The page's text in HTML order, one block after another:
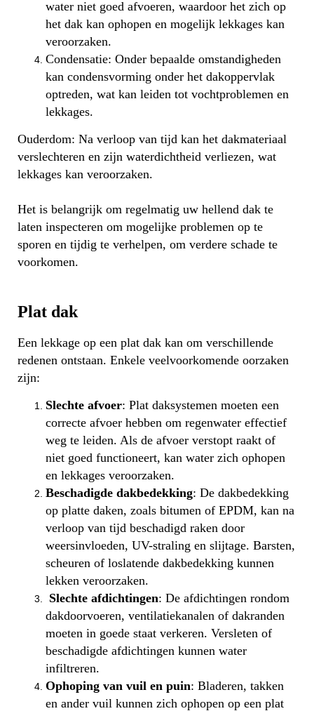
water niet goed afvoeren, waardoor het zich op
het dak kan ophopen en mogelijk lekkages kan
veroorzaken.
Condensatie: Onder bepaalde omstandigheden
kan condensvorming onder het dakoppervlak
optreden, wat kan leiden tot vochtproblemen en
lekkages.
Ouderdom: Na verloop van tijd kan het dakmateriaal
verslechteren en zijn waterdichtheid verliezen, wat
lekkages kan veroorzaken.
Het is belangrijk om regelmatig uw hellend dak te
laten inspecteren om mogelijke problemen op te
sporen en tijdig te verhelpen, om verdere schade te
voorkomen.
Plat dak
Een lekkage op een plat dak kan om verschillende
redenen ontstaan. Enkele veelvoorkomende oorzaken
zijn:
Slechte afvoer: Plat daksystemen moeten een
correcte afvoer hebben om regenwater effectief
weg te leiden. Als de afvoer verstopt raakt of
niet goed functioneert, kan water zich ophopen
en lekkages veroorzaken.
Beschadigde dakbedekking: De dakbedekking
op platte daken, zoals bitumen of EPDM, kan na
verloop van tijd beschadigd raken door
weersinvloeden, UV-straling en slijtage. Barsten,
scheuren of loslatende dakbedekking kunnen
lekken veroorzaken.
Slechte afdichtingen: De afdichtingen rondom
dakdoorvoeren, ventilatiekanalen of dakranden
moeten in goede staat verkeren. Versleten of
beschadigde afdichtingen kunnen water
infiltreren.
Ophoping van vuil en puin: Bladeren, takken
en ander vuil kunnen zich ophopen op een plat